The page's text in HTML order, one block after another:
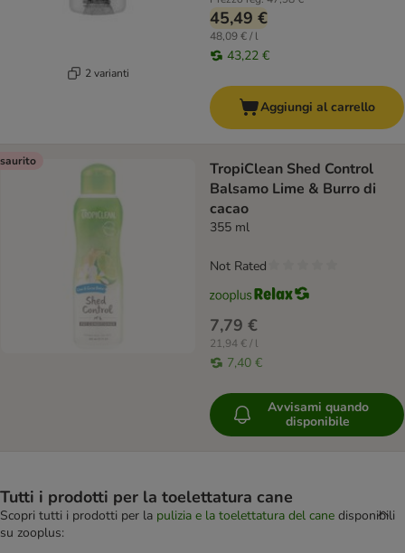
2 varianti
45,49 €
48,09 € / l
43,22 €
Aggiungi al carrello
TropiClean Shed Control
Balsamo Lime & Burro di
cacao
355 ml
7,79 €
21,94 € / l
7,40 €
Not Rated
Avvisami quando
disponibile
Tutti i prodotti per la toelettatura cane
Scopri tutti i prodotti per la pulizia e la toelettatura del cane disponibili
su zooplus: